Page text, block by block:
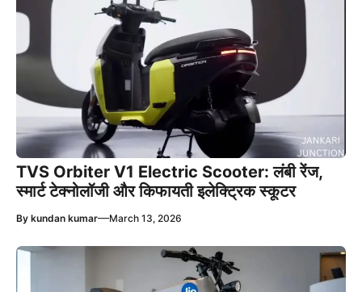
TVS Orbiter V1 Electric Scooter: लंबी रेंज,
स्मार्ट टेक्नोलॉजी और किफायती इलेक्ट्रिक स्कूटर
By kundan kumar—March 13, 2026